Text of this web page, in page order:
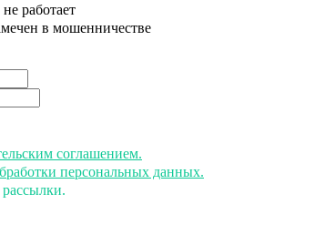
работает
в мошенничестве
соглашением.
персональных данных.